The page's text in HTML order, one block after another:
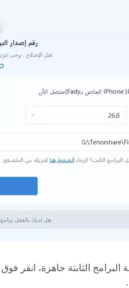
الثابتة جاهزة، انقر فوق